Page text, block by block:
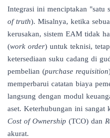
Integrasi ini menciptakan "satu
of truth). Misalnya, ketika
kerusakan, sistem EAM tidak
(work order) untuk teknisi,
ketersediaan suku cadang di
pembelian (purchase requisition
memperbarui catatan biaya
langsung dengan modul
aset. Keterhubungan ini sangat
Cost of Ownership (TCO) dan
akurat.